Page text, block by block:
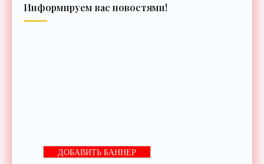
Информируем вас новостями!
ДОБАВИТЬ БАННЕР